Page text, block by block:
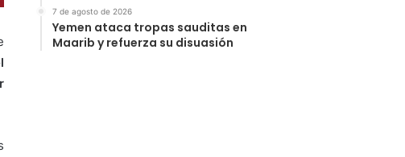
7 de agosto de 2026
Yemen ataca tropas sauditas en
Maarib y refuerza su disuasión